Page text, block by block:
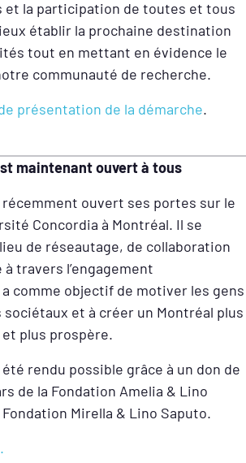
et la participation de toutes et tous
établir la prochaine destination
tout en mettant en évidence le
communauté de recherche.
présentation de la démarche.
maintenant ouvert à tous
récemment ouvert ses portes sur le
Concordia à Montréal. Il se
de réseautage, de collaboration
à travers l’engagement
comme objectif de motiver les gens
et à créer un Montréal plus
plus prospère.
rendu possible grâce à un don de
de la Fondation Amelia & Lino
Mirella & Lino Saputo.